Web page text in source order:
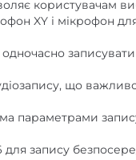
XY і мікрофон
записувати
що важливо
параметрами запису
запису